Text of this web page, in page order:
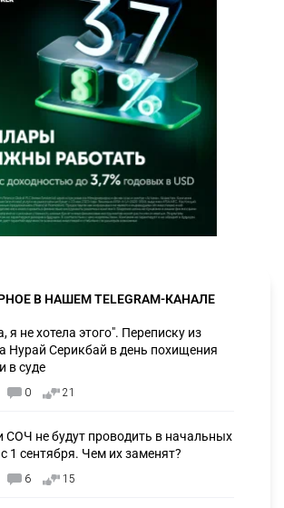
В НАШЕМ TELEGRAM-КАНАЛЕ
не хотела этого". Переписку из
Нурай Серикбай в день похищения
в суде
0 21
не будут проводить в начальных
1 сентября. Чем их заменят?
6 15